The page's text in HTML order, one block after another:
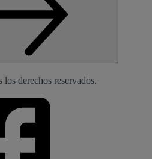
derechos reservados.